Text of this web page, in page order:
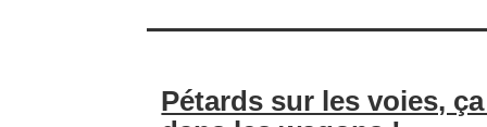
Pétards sur les voies,